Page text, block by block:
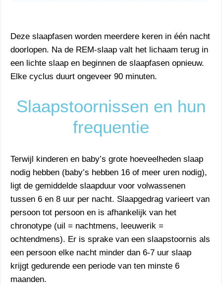
Deze slaapfasen worden meerdere keren in één nacht
doorlopen. Na de REM-slaap valt het lichaam terug in
een lichte slaap en beginnen de slaapfasen opnieuw.
Elke cyclus duurt ongeveer 90 minuten.
Slaapstoornissen en hun
frequentie
Terwijl kinderen en baby’s grote hoeveelheden slaap
nodig hebben (baby’s hebben 16 of meer uren nodig),
ligt de gemiddelde slaapduur voor volwassenen
tussen 6 en 8 uur per nacht. Slaapgedrag varieert van
persoon tot persoon en is afhankelijk van het
chronotype (uil = nachtmens, leeuwerik =
ochtendmens). Er is sprake van een slaapstoornis als
een persoon elke nacht minder dan 6-7 uur slaap
krijgt gedurende een periode van ten minste 6
maanden.